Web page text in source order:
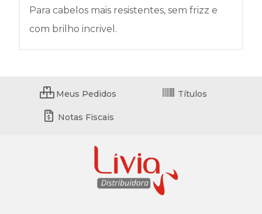
Para cabelos mais resistentes, sem frizz e
com brilho incrivel.
Meus Pedidos Títulos
Notas Fiscais